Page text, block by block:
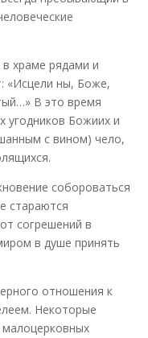
храме рядами и
«Исцели ны, Боже,
В это время
угодников Божиих и
с вином) чело,
собороваться
стараются
согрешений в
в душе принять
отношения к
Некоторые
малоцерковных